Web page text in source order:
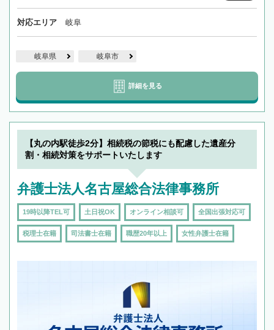
対応エリア 岐阜
岐阜県 岐阜市
詳細を見る
【丸の内駅徒歩2分】相続税の節税にも配慮した遺産分
割・相続対策をサポートいたします
弁護士法人名古屋総合法律事務所
19時以降TEL可 土日祝OK オンライン相談可 全国出張対応可
税理士在籍 司法書士在籍 職歴20年以上 女性弁護士在籍